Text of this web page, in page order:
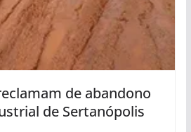
de abandono
de Sertanópolis